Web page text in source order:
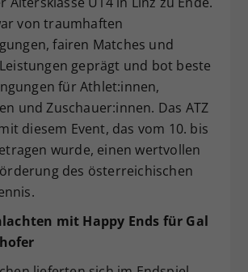
von traumhaften
fairen Matches und
geprägt und bot beste
für Athlet:innen,
und Zuschauer:innen. Das ATZ
diesem Event, das vom 10. bis
wurde, einen wertvollen
des österreichischen
mit Happy Ends für Gal
Dieser Wert speichert Ihre Consent-
Einstellungen. Unter anderem eine
zufällig generierte ID, für die
historische Speicherung Ihrer
vorgenommen Einstellungen, falls der
Webseiten-Betreiber dies eingestellt